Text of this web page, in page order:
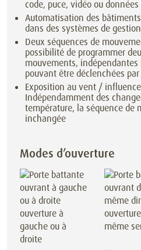
code, puce, vidéo ou
Automatisation des
dans des systèmes de
Deux séquences de
possibilité de programmer
mouvements, indépendantes
pouvant être déclenchées
Exposition au vent /
Indépendamment des
température, la séquence de
inchangée
Modes d’ouverture
ouverture à
gauche ou à
droite
même